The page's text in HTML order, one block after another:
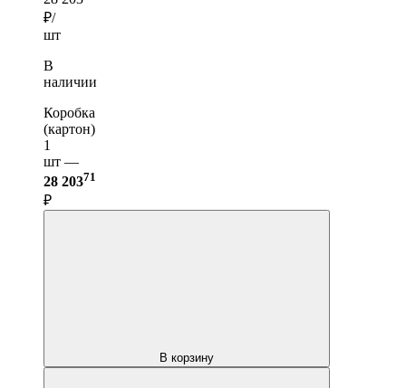
₽/
шт
В
наличии
Коробка
(картон)
1
шт —
28 20371
₽
В корзину